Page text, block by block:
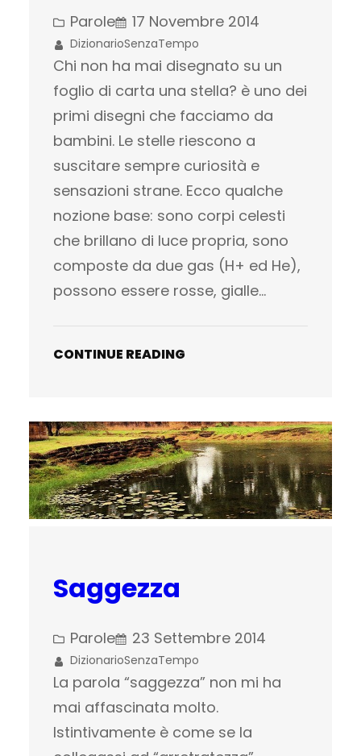
Parole 17 Novembre 2014
DizionarioSenzaTempo
Chi non ha mai disegnato su un
foglio di carta una stella? è uno dei
primi disegni che facciamo da
bambini. Le stelle riescono a
suscitare sempre curiosità e
sensazioni strane. Ecco qualche
nozione base: sono corpi celesti
che brillano di luce propria, sono
composte da due gas (H+ ed He),
possono essere rosse, gialle…
CONTINUE READING
Saggezza
Parole 23 Settembre 2014
DizionarioSenzaTempo
La parola “saggezza” non mi ha
mai affascinata molto.
Istintivamente è come se la